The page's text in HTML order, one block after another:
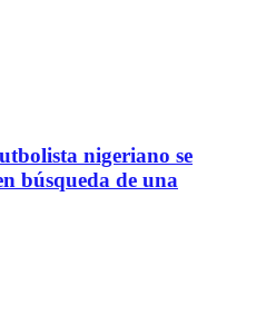
nigeriano se
búsqueda de una